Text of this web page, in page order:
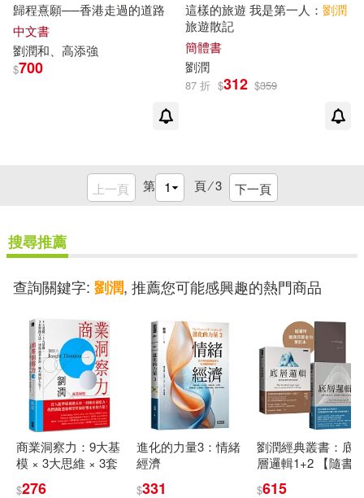
歸程熹願──香港走過的道路
中文書
劉潤和、高添強
$700
這樣的旅遊 我是第一人： 劉潤
旅遊散記
簡體書
劉潤
87 折 $312 $359
上一頁 第 頁 ⁄3 下一頁
搜尋推薦
查詢關鍵字: 劉潤, 推薦您可能感興趣的熱門商品
商業洞察力：9大基
模 × 3大思維 × 3套
$276
進化的力量3：情緒
經濟
$331
劉潤經典叢書：底
層邏輯1+2 【隨書
$615